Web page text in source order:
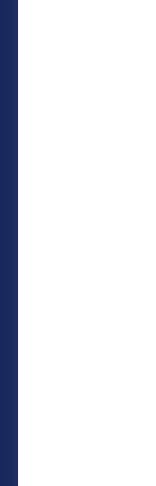
habilidades
avaliar
uso de
Greenhouse
Catho,
paixão por
leva à área
para
Também
integração
garantindo
acolhedora e
missão é
empresa
novos